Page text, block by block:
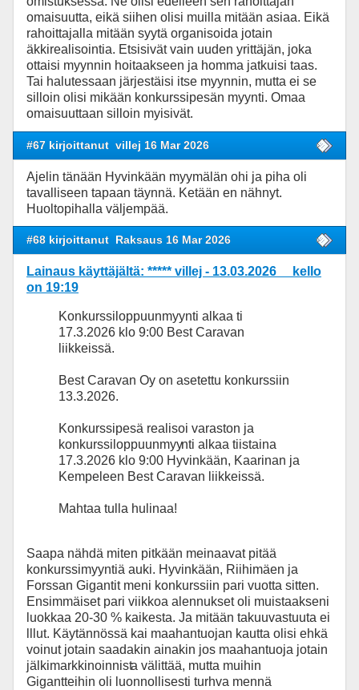
omaisuutta, eikä siihen olisi muilla mitään asiaa. Eikä
rahoittajalla mitään syytä organisoida jotain
äkkirealisointia. Etsisivät vain uuden yrittäjän, joka
ottaisi myynnin hoitaakseen ja homma jatkuisi taas.
Tai halutessaan järjestäisi itse myynnin, mutta ei se
silloin olisi mikään konkurssipesän myynti. Omaa
omaisuuttaan silloin myisivät.
#67 kirjoittanut villej 16 Mar 2026
Ajelin tänään Hyvinkään myymälän ohi ja piha oli
tavalliseen tapaan täynnä. Ketään en nähnyt.
Huoltopihalla väljempää.
#68 kirjoittanut Raksaus 16 Mar 2026
Lainaus käyttäjältä: ***** villej - 13.03.2026 kello
on 19:19
Konkurssiloppuunmyynti alkaa ti
17.3.2026 klo 9:00 Best Caravan
liikkeissä.
Best Caravan Oy on asetettu konkurssiin
13.3.2026.
Konkurssipesä realisoi varaston ja
konkurssiloppuunmyynti alkaa tiistaina
17.3.2026 klo 9:00 Hyvinkään, Kaarinan ja
Kempeleen Best Caravan liikkeissä.
Mahtaa tulla hulinaa!
Saapa nähdä miten pitkään meinaavat pitää
konkurssimyyntiä auki. Hyvinkään, Riihimäen ja
Forssan Gigantit meni konkurssiin pari vuotta sitten.
Ensimmäiset pari viikkoa alennukset oli muistaakseni
luokkaa 20-30 % kaikesta. Ja mitään takuuvastuuta ei
lllut. Käytännössä kai maahantuojan kautta olisi ehkä
voinut jotain saadakin ainakin jos maahantuoja jotain
jälkimarkkinoinnista välittää, mutta muihin
Gigantteihin oli luonnollisesti turhva mennä